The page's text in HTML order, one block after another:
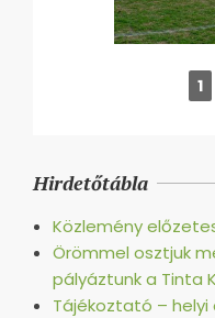
1
16
Hirdetőtábla
Közlemény
Örömmel osztjuk
pályáztunk a Tinta
Tájékoztató – helyi